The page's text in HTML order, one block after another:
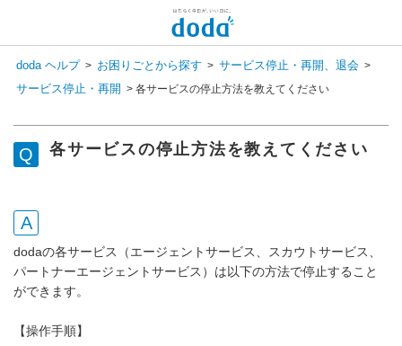
doda ヘルプ > お困りごとから探す > サービス停止・再開、退会 >
サービス停止・再開 > 各サービスの停止方法を教えてください
各サービスの停止方法を教えてください
dodaの各サービス（エージェントサービス、スカウトサービス、
パートナーエージェントサービス）は以下の方法で停止すること
ができます。
【操作手順】